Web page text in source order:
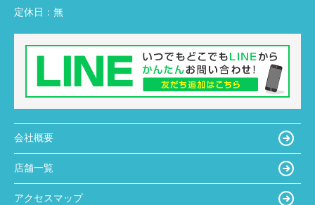
定休日： 無
会社概要
店舗一覧
アクセスマップ